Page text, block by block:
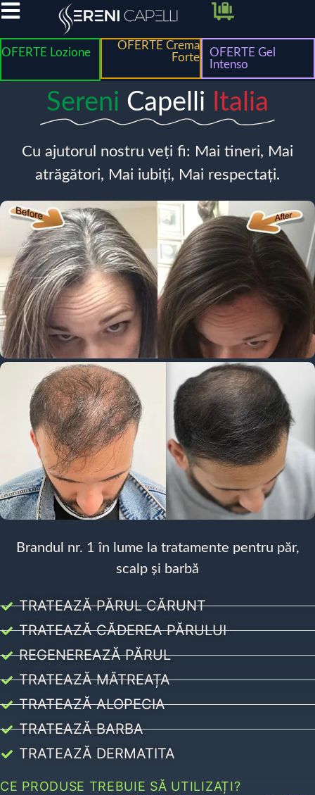
OFERTE Lozione
OFERTE Crema
Forte
OFERTE Gel
Intenso
Sereni Capelli Italia
Cu ajutorul nostru veți fi: Mai tineri, Mai
atrăgători, Mai iubiți, Mai respectați.
Brandul nr. 1 în lume la tratamente pentru păr,
scalp și barbă
TRATEAZĂ PĂRUL CĂRUNT
TRATEAZĂ CĂDEREA PĂRULUI
REGENEREAZĂ PĂRUL
TRATEAZĂ MĂTREAȚA
TRATEAZĂ ALOPECIA
TRATEAZĂ BARBA
TRATEAZĂ DERMATITA
CE PRODUSE TREBUIE SĂ UTILIZAȚI?